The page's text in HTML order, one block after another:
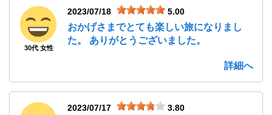
30代 女性
2023/07/18 5.00
おかげさまでとても楽しい旅になりまし
た。 ありがとうございました。
詳細へ
2023/07/17 3.80